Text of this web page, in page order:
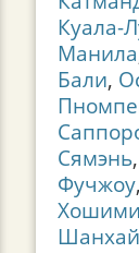
Куала-
Манила
Бали,
Сямэнь,
Фучжоу,
Шанхай